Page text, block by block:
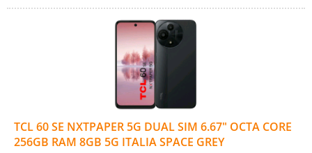
TCL 60 SE NXTPAPER 5G DUAL SIM 6.67" OCTA CORE
256GB RAM 8GB 5G ITALIA SPACE GREY